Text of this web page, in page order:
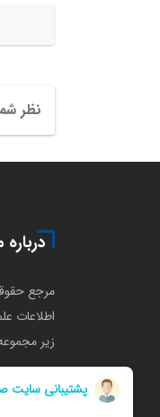
نظر
درباره
اطلاعات
زیر